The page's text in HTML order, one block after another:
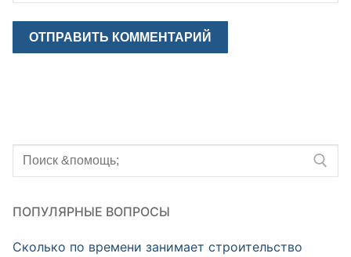
Искать:
ПОПУЛЯРНЫЕ ВОПРОСЫ
Сколько по времени занимает строительство